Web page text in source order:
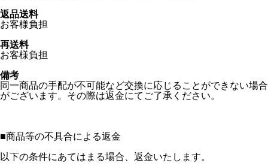
返品送料
お客様負担
再送料
お客様負担
備考
同一商品の手配が不可能など交換に応じることができない場合
がございます。その際は返金にてご了承ください。
■商品等の不具合による返金
以下の条件にあてはまる場合、返金いたします。